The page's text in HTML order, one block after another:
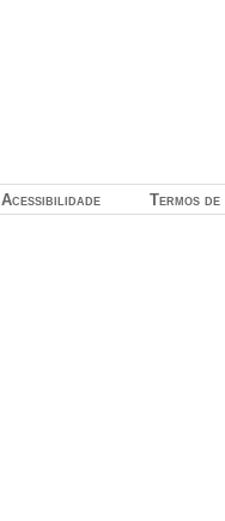
Termos
Acessibilidade